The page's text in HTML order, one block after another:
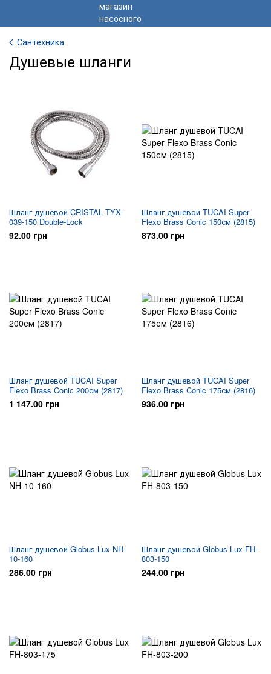
Сантехника
Душевые шланги
Шланг душевой CRISTAL TYX-
039-150 Double-Lock
92.00 грн
Шланг душевой TUCAI Super
Flexo Brass Conic 150см (2815)
873.00 грн
Шланг душевой TUCAI Super
Flexo Brass Conic 200см (2817)
1 147.00 грн
Шланг душевой TUCAI Super
Flexo Brass Conic 175см (2816)
936.00 грн
Шланг душевой Globus Lux NH-
10-160
286.00 грн
Шланг душевой Globus Lux FH-
803-150
244.00 грн